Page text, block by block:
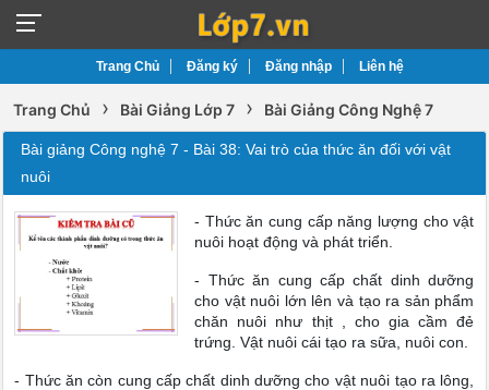
Trang Chủ Đăng ký Đăng nhập Liên hệ
Trang Chủ › Bài Giảng Lớp 7 › Bài Giảng Công Nghệ 7
Bài giảng Công nghệ 7 - Bài 38: Vai trò của thức ăn đối với vật
nuôi
- Thức ăn cung cấp năng lượng cho vật
nuôi hoạt động và phát triển.
- Thức ăn cung cấp chất dinh dưỡng
cho vật nuôi lớn lên và tạo ra sản phẩm
chăn nuôi như thịt , cho gia cầm đẻ
trứng. Vật nuôi cái tạo ra sữa, nuôi con.
- Thức ăn còn cung cấp chất dinh dưỡng cho vật nuôi tạo ra lông,